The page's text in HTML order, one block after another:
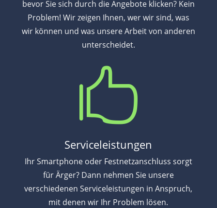
bevor Sie sich durch die Angebote klicken? Kein
Problem! Wir zeigen Ihnen, wer wir sind, was
wir können und was unsere Arbeit von anderen
unterscheidet.

Serviceleistungen
Ihr Smartphone oder Festnetzanschluss sorgt
für Ärger? Dann nehmen Sie unsere
verschiedenen Serviceleistungen in Anspruch,
mit denen wir Ihr Problem lösen.